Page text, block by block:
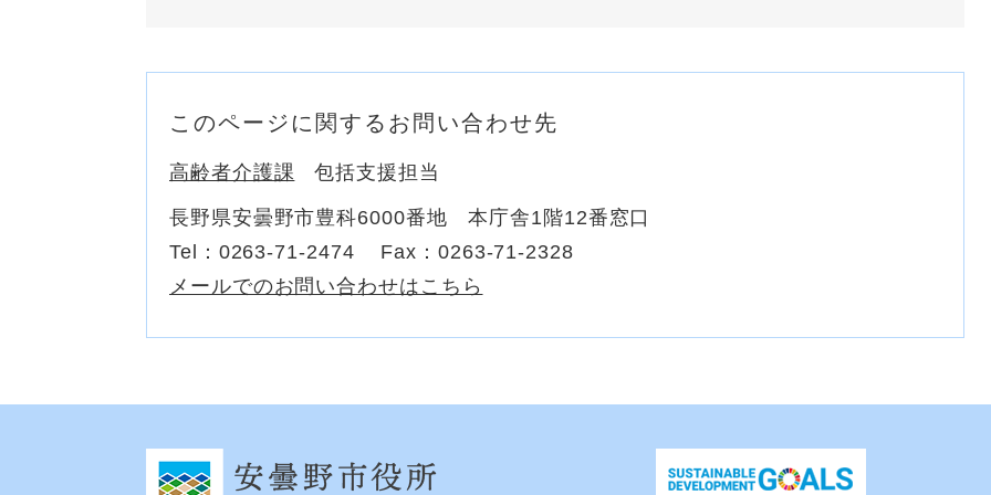
このページに関するお問い合わせ先
高齢者介護課 包括支援担当
長野県安曇野市豊科6000番地 本庁舎1階12番窓口
Tel：0263‐71‐2474
Fax：0263-71-2328
メールでのお問い合わせはこちら